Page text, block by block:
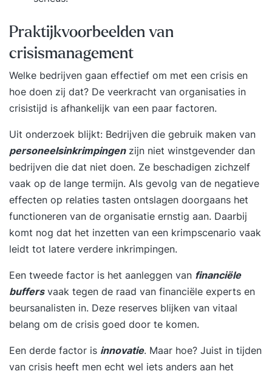
Praktijkvoorbeelden van
crisismanagement
Welke bedrijven gaan effectief om met een crisis en
hoe doen zij dat? De veerkracht van organisaties in
crisistijd is afhankelijk van een paar factoren.
Uit onderzoek blijkt: Bedrijven die gebruik maken van
personeelsinkrimpingenzijn niet winstgevender dan
bedrijven die dat niet doen. Ze beschadigen zichzelf
vaak op de lange termijn. Als gevolg van de negatieve
effecten op relaties tasten ontslagen doorgaans het
functioneren van de organisatie ernstig aan. Daarbij
komt nog dat het inzetten van een krimpscenario vaak
leidt tot latere verdere inkrimpingen.
Een tweede factor is het aanleggen van financiële
buffersvaak tegen de raad van financiële experts en
beursanalisten in. Deze reserves blijken van vitaal
belang om de crisis goed door te komen.
Een derde factor is innovatie. Maar hoe? Juist in tijden
van crisis heeft men echt wel iets anders aan het